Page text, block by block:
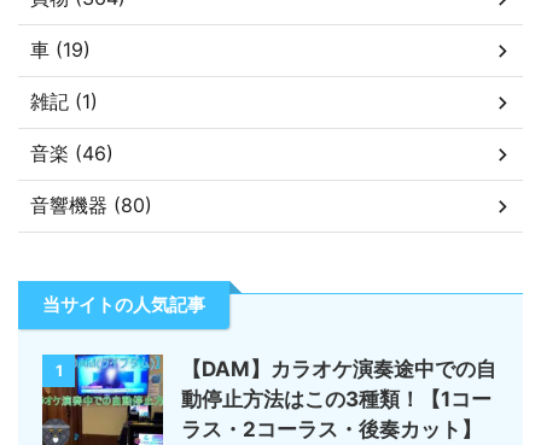
車 (19)
雑記 (1)
音楽 (46)
音響機器 (80)
当サイトの人気記事
1
【DAM】カラオケ演奏途中での自
動停止方法はこの3種類！【1コー
ラス・2コーラス・後奏カット】